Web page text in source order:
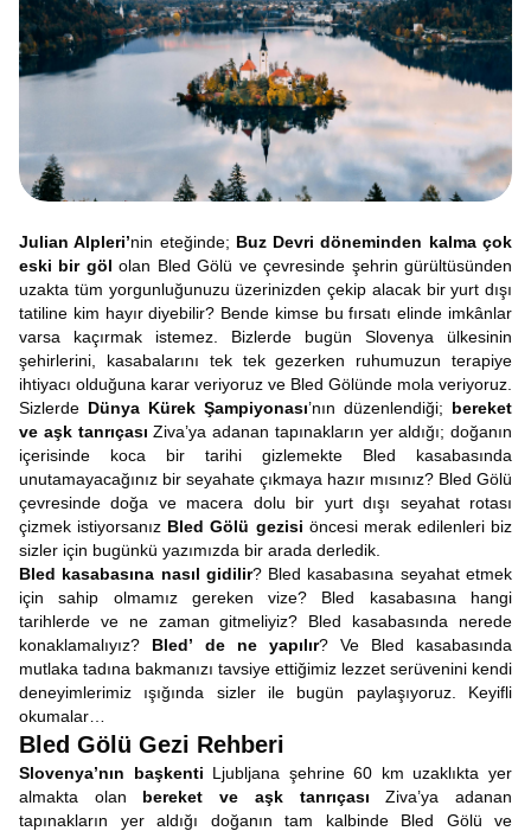
Julian Alpleri’nin eteğinde; Buz Devri döneminden kalma çok
eski bir göl olan Bled Gölü ve çevresinde şehrin gürültüsünden
uzakta tüm yorgunluğunuzu üzerinizden çekip alacak bir yurt dışı
tatiline kim hayır diyebilir? Bende kimse bu fırsatı elinde imkânlar
varsa kaçırmak istemez. Bizlerde bugün Slovenya ülkesinin
şehirlerini, kasabalarını tek tek gezerken ruhumuzun terapiye
ihtiyacı olduğuna karar veriyoruz ve Bled Gölünde mola veriyoruz.
Sizlerde Dünya Kürek Şampiyonası’nın düzenlendiği; bereket
ve aşk tanrıçasıZiva’ya adanan tapınakların yer aldığı; doğanın
içerisinde koca bir tarihi gizlemekte Bled kasabasında
unutamayacağınız bir seyahate çıkmaya hazır mısınız? Bled Gölü
çevresinde doğa ve macera dolu bir yurt dışı seyahat rotası
çizmek istiyorsanız Bled Gölü gezisi öncesi merak edilenleri biz
sizler için bugünkü yazımızda bir arada derledik.
Bled kasabasına nasıl gidilir? Bled kasabasına seyahat etmek
için sahip olmamız gereken vize? Bled kasabasına hangi
tarihlerde ve ne zaman gitmeliyiz? Bled kasabasında nerede
konaklamalıyız? Bled’ de ne yapılır? Ve Bled kasabasında
mutlaka tadına bakmanızı tavsiye ettiğimiz lezzet serüvenini kendi
deneyimlerimiz ışığında sizler ile bugün paylaşıyoruz. Keyifli
okumalar…
Bled Gölü Gezi Rehberi
Slovenya’nın başkenti Ljubljana şehrine 60 km uzaklıkta yer
almakta olan bereket ve aşk tanrıçasıZiva’ya adanan
tapınakların yer aldığı doğanın tam kalbinde Bled Gölü ve